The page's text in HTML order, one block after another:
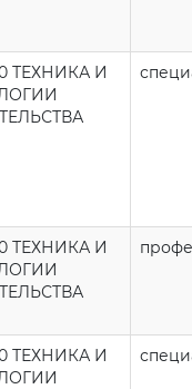
ТЕХНИКА И
ТЕХНИКА И
ТЕХНИКА И